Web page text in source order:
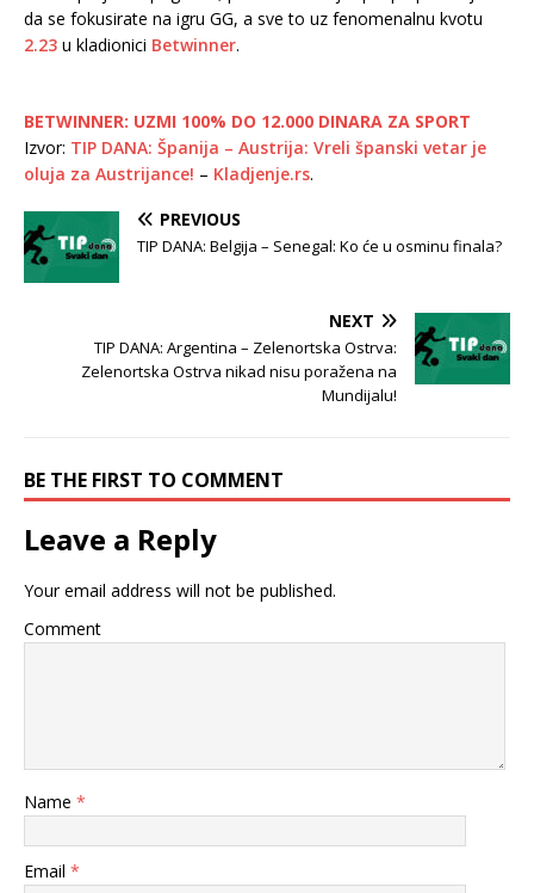
da se fokusirate na igru GG, a sve to uz fenomenalnu kvotu
2.23 u kladionici Betwinner.
BETWINNER: UZMI 100% DO 12.000 DINARA ZA SPORT
Izvor: TIP DANA: Španija – Austrija: Vreli španski vetar je
oluja za Austrijance! – Kladjenje.rs.
PREVIOUS
TIP DANA: Belgija – Senegal: Ko će u osminu finala?
NEXT
TIP DANA: Argentina – Zelenortska Ostrva:
Zelenortska Ostrva nikad nisu poražena na
Mundijalu!
BE THE FIRST TO COMMENT
Leave a Reply
Your email address will not be published.
Comment
Name *
Email *